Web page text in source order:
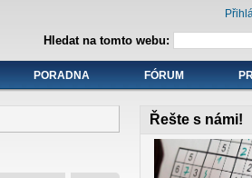
Hledat na tomto webu:
PORADNA FÓRUM
Řešte s námi!